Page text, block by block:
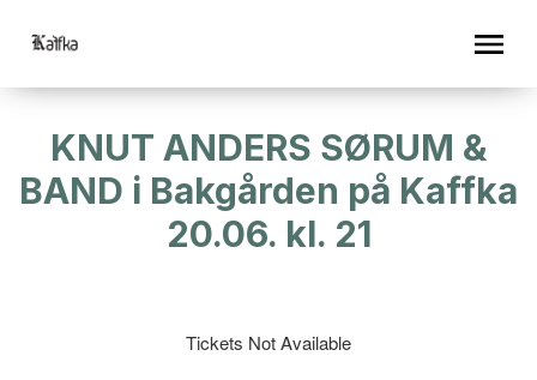
KNUT ANDERS SØRUM &
BAND i Bakgården på Kaffka
20.06. kl. 21
Tickets Not Available